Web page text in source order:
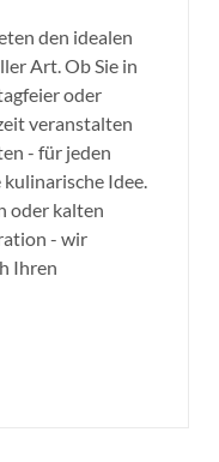
den idealen
Art. Ob Sie in
oder
veranstalten
- für jeden
Idee.
oder kalten
- wir
Ihren